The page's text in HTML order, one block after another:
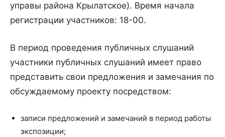
управы района Крылатское). Время начала
регистрации участников: 18-00.
В период проведения публичных слушаний
участники публичных слушаний имеет право
представить свои предложения и замечания по
обсуждаемому проекту посредством:
записи предложений и замечаний в период работы
экспозиции;